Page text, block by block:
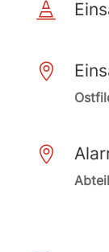


